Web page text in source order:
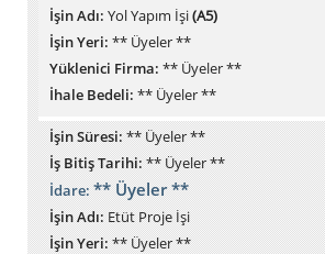
İşin Adı: Yol Yapım İşi(A5)
İşin Yeri: ** Üyeler **
Yüklenici Firma: ** Üyeler **
İhale Bedeli: ** Üyeler **
İşin Süresi:** Üyeler **
İş Bitiş Tarihi:** Üyeler **
İdare:** Üyeler **
İşin Adı:Etüt Proje İşi
İşin Yeri:** Üyeler **